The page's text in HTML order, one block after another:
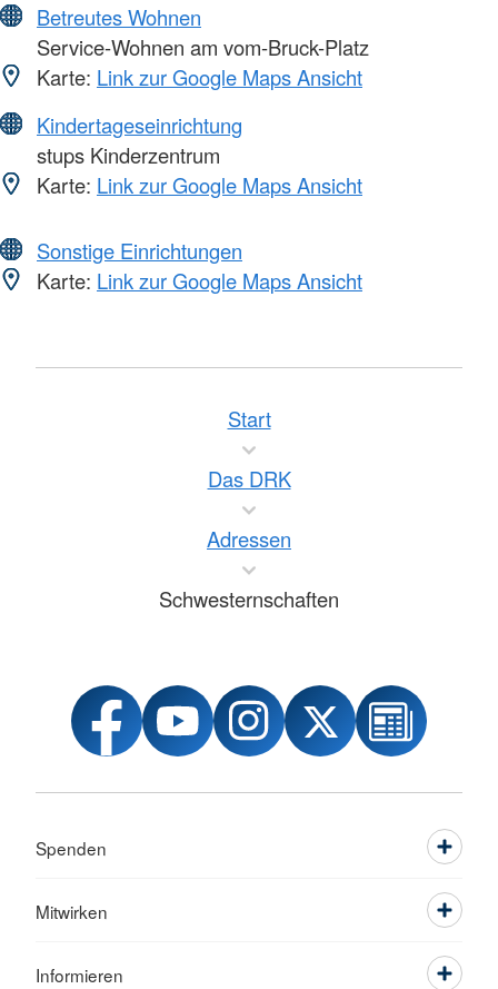
Betreutes Wohnen
Service-Wohnen am vom-Bruck-Platz
Karte: Link zur Google Maps Ansicht
Kindertageseinrichtung
stups Kinderzentrum
Karte: Link zur Google Maps Ansicht
Sonstige Einrichtungen
Karte: Link zur Google Maps Ansicht
Start
Das DRK
Adressen
Schwesternschaften
Spenden
Mitwirken
Informieren